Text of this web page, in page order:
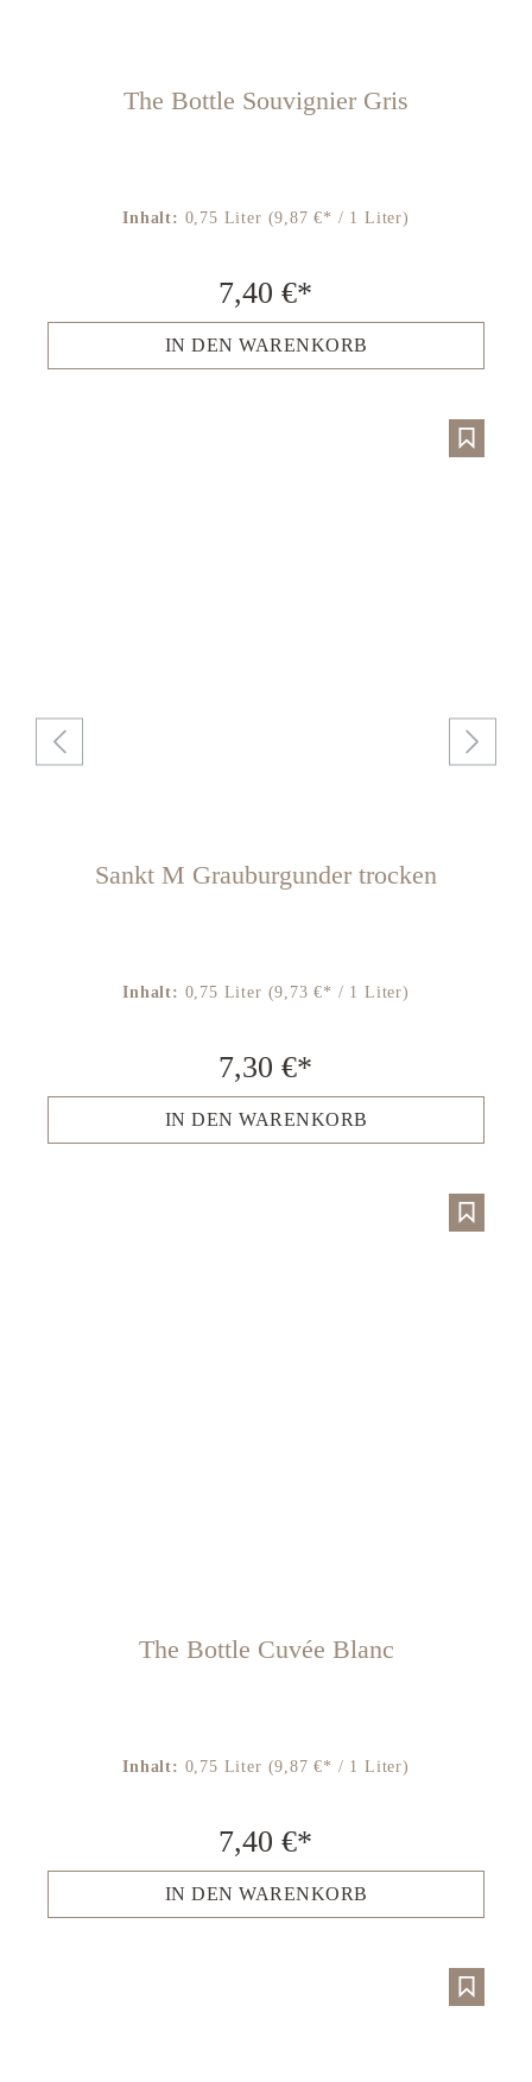
The Bottle Souvignier Gris
Inhalt: 0,75 Liter (9,87 €* / 1 Liter)
7,40 €*
IN DEN WARENKORB
Sankt M Grauburgunder trocken
Inhalt: 0,75 Liter (9,73 €* / 1 Liter)
7,30 €*
IN DEN WARENKORB
The Bottle Cuvée Blanc
Inhalt: 0,75 Liter (9,87 €* / 1 Liter)
7,40 €*
IN DEN WARENKORB